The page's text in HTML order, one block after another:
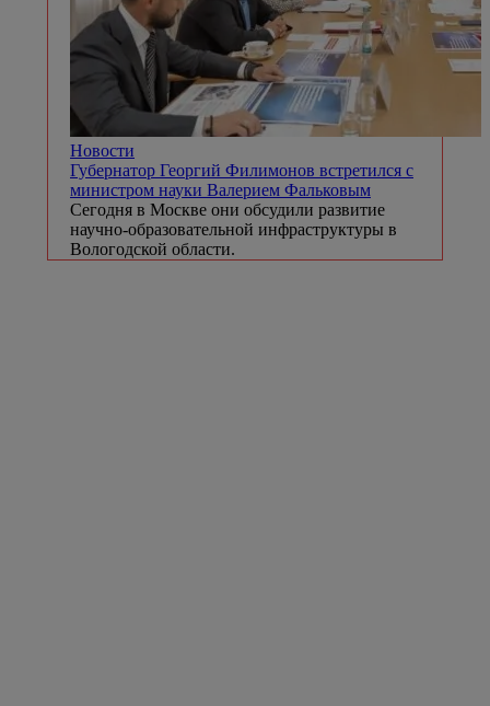
Новости
Губернатор Георгий Филимонов встретился с
министром науки Валерием Фальковым
Сегодня в Москве они обсудили развитие
научно-образовательной инфраструктуры в
Вологодской области.